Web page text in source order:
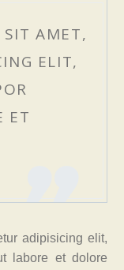
AMET,
ELIT,
ET
adipisicing elit,
labore et dolore